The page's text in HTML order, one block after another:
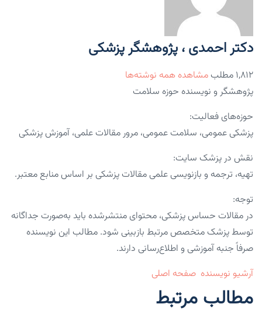
دکتر احمدی ، پژوهشگر پزشکی
۱,۸۱۲ مطلب
مشاهده همه نوشته‌ها
پژوهشگر و نویسنده حوزه سلامت
حوزه‌های فعالیت:
پزشکی عمومی، سلامت عمومی، مرور مقالات علمی، آموزش پزشکی
نقش در پزشک سایت:
تهیه، ترجمه و بازنویسی علمی مقالات پزشکی بر اساس منابع معتبر.
توجه:
در مقالات حساس پزشکی، محتوای منتشرشده باید به‌صورت جداگانه
توسط پزشک متخصص مرتبط بازبینی شود. مطالب این نویسنده
صرفاً جنبه آموزشی و اطلاع‌رسانی دارند.
آرشیو نویسنده صفحه اصلی
مطالب مرتبط